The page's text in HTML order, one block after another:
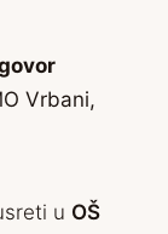
Vrbani,
u OŠ